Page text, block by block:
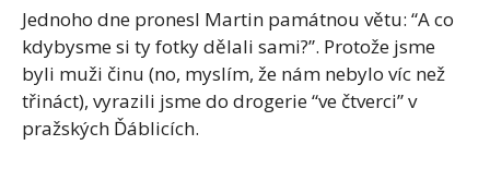
Jednoho dne pronesl Martin památnou větu: “A co
kdybysme si ty fotky dělali sami?”. Protože jsme
byli muži činu (no, myslím, že nám nebylo víc než
třináct), vyrazili jsme do drogerie “ve čtverci” v
pražských Ďáblicích.